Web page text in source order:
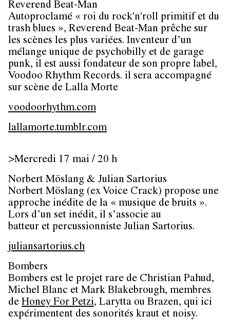
Reverend Beat-Man
Autoproclamé « roi du rock'n'roll primitif et du
trash blues », Reverend Beat-Man prêche sur
les scènes les plus variées. Inventeur d’un
mélange unique de psychobilly et de garage
punk, il est aussi fondateur de son propre label,
Voodoo Rhythm Records. il sera accompagné
sur scène de Lalla Morte
voodoorhythm.com
lallamorte.tumblr.com
>Mercredi 17 mai / 20 h
Norbert Möslang & Julian Sartorius
Norbert Möslang (ex Voice Crack) propose une
approche inédite de la « musique de bruits ».
Lors d’un set inédit, il s’associe au
batteur et percussionniste Julian Sartorius.
juliansartorius.ch
Bombers
Bombers est le projet rare de Christian Pahud,
Michel Blanc et Mark Blakebrough, membres
de Honey For Petzi, Larytta ou Brazen, qui ici
expérimentent des sonorités kraut et noisy.